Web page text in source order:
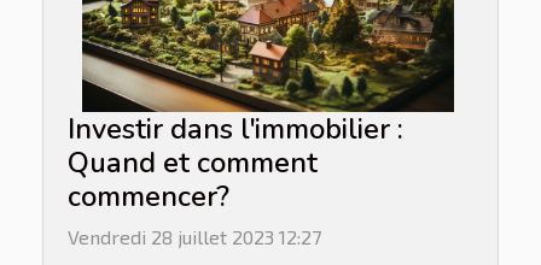
Investir dans l'immobilier :
Quand et comment
commencer?
Vendredi 28 juillet 2023 12:27